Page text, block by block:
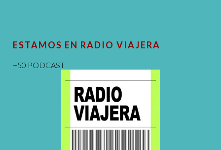
ESTAMOS EN RADIO VIAJERA
+50 PODCAST